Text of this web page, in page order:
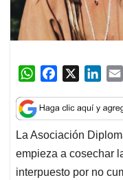
W
a
t
s
A
p
c
e
b
o
o
n
k
e
d
I
La Asociación
empieza a cosechar
interpuesto por no